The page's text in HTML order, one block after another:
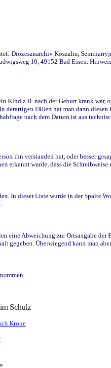
Diözesanarchiv Koszalin,
10, 49152 Bad Essen.
Kind z.B. nach der Geburt krank
Fällen hat man dann
nach dem Datum ist aus
ihn verstanden hat, oder besser
erkannt wurde, dass die
In dieser Liste wurde in der Spalte
eine Abweichung zur Ortsangabe
gegeben. Überwiegend kann man
Schulz
Krone